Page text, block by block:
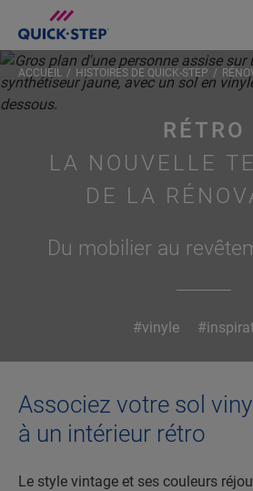
RÉTRO
LA NOUVELLE
DE LA
Du mobilier au
#vinyle
ACCUEIL HISTOIRES DE QUICK-STEP
Associez votre sol
à un intérieur rétro
Le style vintage et ses couleurs